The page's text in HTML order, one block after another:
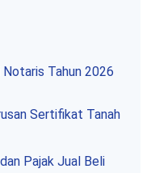
Tahun 2026
Sertifikat Tanah
Pajak Jual Beli